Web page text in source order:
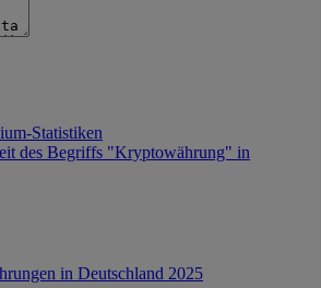
Statistiken
des Begriffs "Kryptowährung" in
in Deutschland 2025